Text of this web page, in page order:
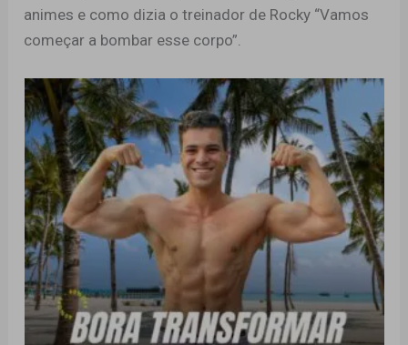
animes e como dizia o treinador de Rocky “Vamos
começar a bombar esse corpo”.